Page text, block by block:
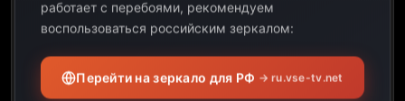
работает с перебоями, рекомендуем
воспользоваться российским зеркалом:
Перейти на зеркало для РФ → ru.vse-tv.net